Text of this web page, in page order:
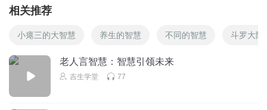
相关推荐
小瘪三的大智慧 养生的智慧 不同的智慧 斗罗大陆
老人言智慧：智慧引领未来
吉生学堂 77